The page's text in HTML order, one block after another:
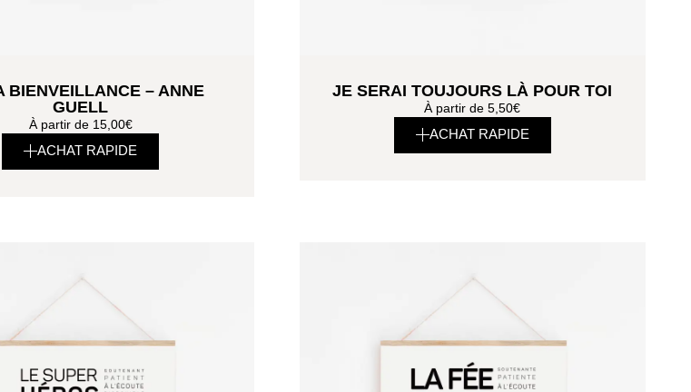
BIENVEILLANCE – ANNE
GUELL
À partir de 15,00€
ACHAT RAPIDE
JE SERAI TOUJOURS LÀ POUR TOI
À partir de5,50€
ACHAT RAPIDE